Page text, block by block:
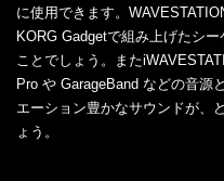
に使用できます。
KORG Gadgetで組み上げたシ
ことでしょう。また
Pro や GarageBand などの音源
エーション豊かなサウンドが、
ょう。